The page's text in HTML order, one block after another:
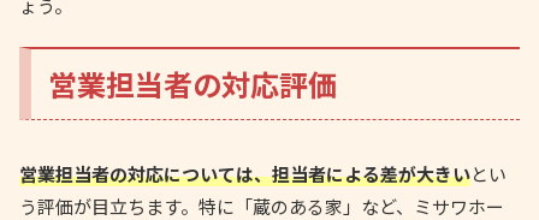
営業担当者の対応評価
営業担当者の対応については、担当者による差が大きいとい
う評価が目立ちます。特に「蔵のある家」など、ミサワホー